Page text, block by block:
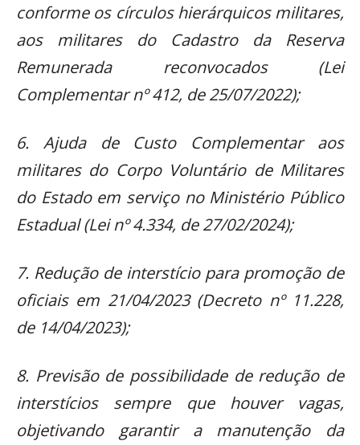
conforme os círculos hierárquicos militares,
aos militares do Cadastro da Reserva
Remunerada reconvocados (Lei
Complementar nº 412, de 25/07/2022);
6. Ajuda de Custo Complementar aos
militares do Corpo Voluntário de Militares
do Estado em serviço no Ministério Público
Estadual (Lei nº 4.334, de 27/02/2024);
7. Redução de interstício para promoção de
oficiais em 21/04/2023 (Decreto nº 11.228,
de 14/04/2023);
8. Previsão de possibilidade de redução de
interstícios sempre que houver vagas,
objetivando garantir a manutenção da